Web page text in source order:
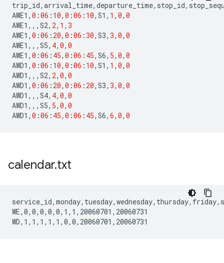
trip_id, arrival_time, departure_time, stop_id,
AWE1 , 0 :06 : 10, 0 :06 : 10, S1 , 1 , 0, 0
AWE1 ,,, S2, 2, 1 , 3
AWE1 , 0 :06 : 20, 0 :06 :30, S3, 3, 0, 0
AWE1 ,,, S5, 4, 0, 0
AWE1 , 0 :06 : 45, 0 :06 : 45, S6, 5, 0, 0
AWD1 , 0 :06 : 10, 0 :06 : 10, S1 , 1 , 0, 0
AWD1 ,,, S2, 2, 0, 0
AWD1 , 0 :06 : 20, 0 :06 : 20, S3, 3, 0, 0
AWD1 ,,, S4, 4, 0, 0
AWD1 ,,, S5, 5, 0, 0
AWD1 , 0 :06 : 45, 0 :06 : 45, S6, 6, 0, 0
calendar.txt
WE,0,0,0,0,0,1,1,20060701,20060731